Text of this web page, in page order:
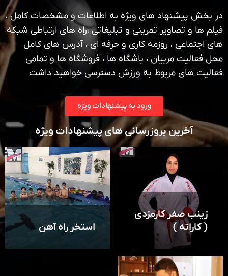
در بخش پیشنهاد های ویژه به اطلاعات و مشخصات کامل ،
فیلم ها و تصاویر تمرینی و تبلیغاتی ،راه های ارتباطی شبکه
های اجتماعی ، روزمه کاری و حرفه ای ، آدرس های کامل
محل فعالیت مربیان ، باشگاه ها ، فروشگاه ها و تمامی
فعالیت های مربوط به ورزش دسترسی خواهید داشت
ورود به پیشنهادات ویژه
آخرین بروزرسانی های پیشنهادات ویژه
زینب صفر کارمزدی
( کاراته )
استخر راه آهن